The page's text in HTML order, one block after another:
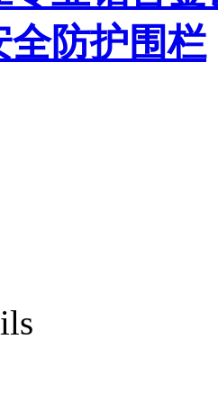
全防护围栏